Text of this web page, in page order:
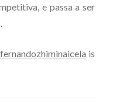
e passa a ser
.
fernandozhiminaicela is